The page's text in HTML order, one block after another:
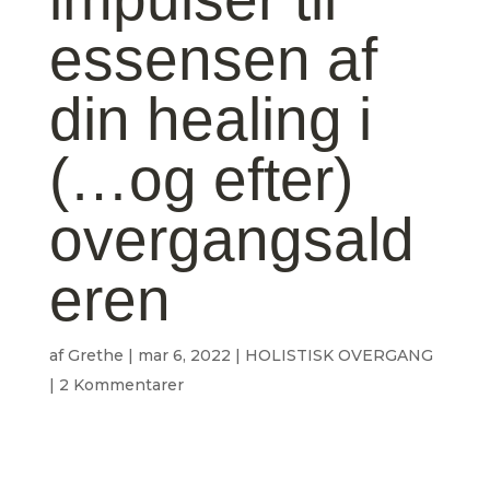
essensen af
din healing i
(…og efter)
overgangsald
eren
afGrethe | mar 6, 2022 | HOLISTISK OVERGANG
| 2 Kommentarer